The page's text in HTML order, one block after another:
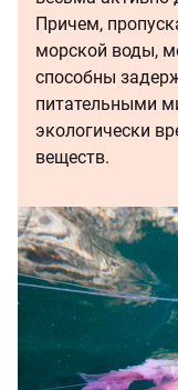
Причем,
морской воды,
способны
питательными
экологически
веществ.